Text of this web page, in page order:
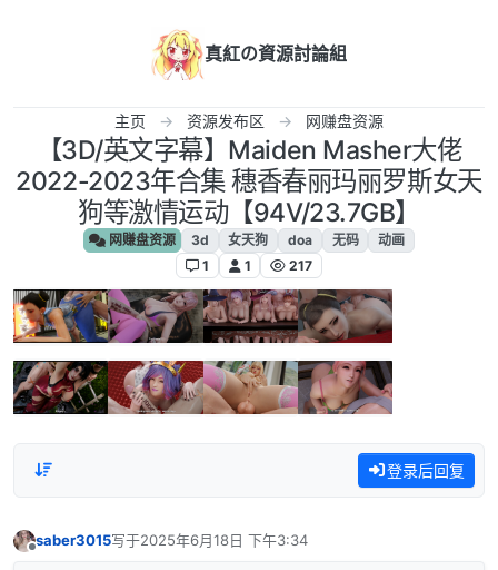
真紅の資源討論組
主页 资源发布区 网赚盘资源
【3D/英文字幕】Maiden Masher大佬
2022-2023年合集 穗香春丽玛丽罗斯女天
狗等激情运动【94V/23.7GB】
网赚盘资源 3d 女天狗 doa 无码
动画
1
1 217
登录后回复
saber3015写于2025年6月18日 下午3:34
最后由 编辑